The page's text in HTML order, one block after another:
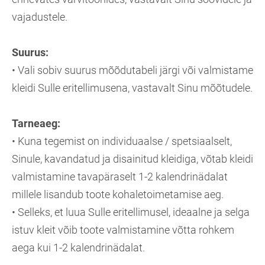
vajadustele.
Suurus:
• Vali sobiv suurus mõõdutabeli järgi või valmistame
kleidi Sulle eritellimusena, vastavalt Sinu mõõtudele.
Tarneaeg:
• Kuna tegemist on individuaalse / spetsiaalselt,
Sinule, kavandatud ja disainitud kleidiga, võtab kleidi
valmistamine tavapäraselt 1-2 kalendrinädalat
millele lisandub toote kohaletoimetamise aeg.
• Selleks, et luua Sulle eritellimusel, ideaalne ja selga
istuv kleit võib toote valmistamine võtta rohkem
aega kui 1-2 kalendrinädalat.